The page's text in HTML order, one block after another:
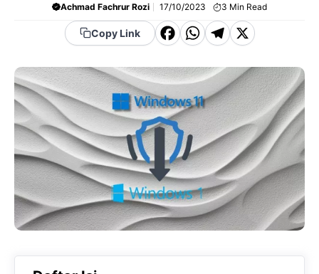
Achmad Fachrur Rozi 17/10/2023 3 Min Read
Copy Link
F
c
e
b
o
o
k
W
a
t
s
A
p
p
T
e
g
r
a
m
X